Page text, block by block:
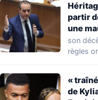
partir
une
son
règles
«
de